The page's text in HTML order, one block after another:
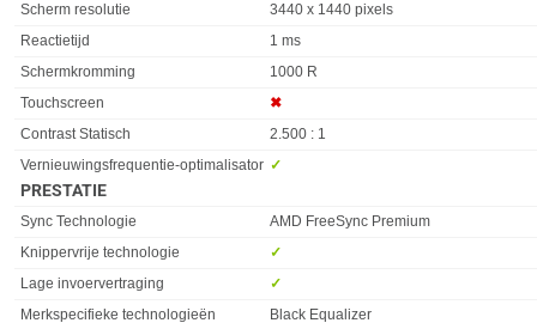
Scherm resolutie
3440 x 1440 pixels
Reactietijd
1 ms
Schermkromming
1000 R
Touchscreen
✖︎
Contrast Statisch
2.500 : 1
Vernieuwingsfrequentie-optimalisator ✓︎
PRESTATIE
Eigenschap Waarde
Sync Technologie
AMD FreeSync Premium
Knippervrije technologie
✓︎
Lage invoervertraging
✓︎
Merkspecifieke technologieën
Black Equalizer